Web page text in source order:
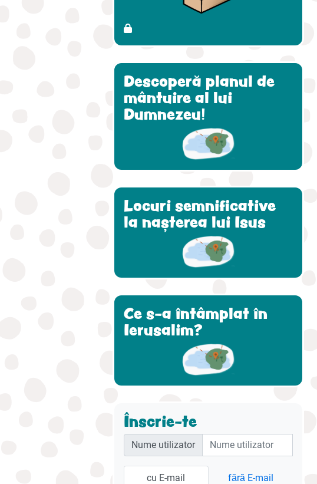
Descoperă planul de
mântuire al lui
Dumnezeu!
Locuri semnificative
la nașterea lui Isus
Ce s-a întâmplat în
Ierusalim?
Înscrie-te
Nume utilizator
cu E-mail fără E-mail